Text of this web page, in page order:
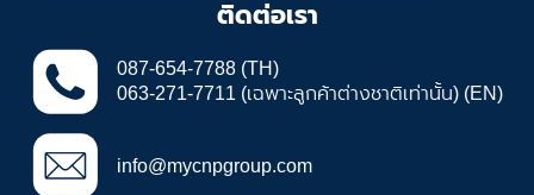
ติดต่อเรา
087-654-7788 (TH)
063-271-7711 (เฉพาะลูกค้าต่างชาติเท่านั้น) (EN)
info@mycnpgroup.com